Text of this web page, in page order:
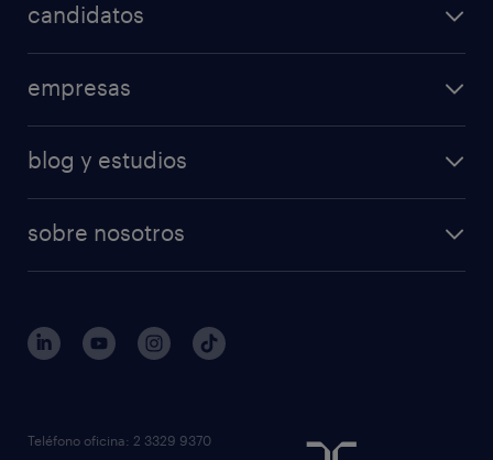
candidatos
empresas
blog y estudios
sobre nosotros
Teléfono oficina: 2 3329 9370